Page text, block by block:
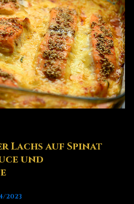
Lachs auf Spinat
und
2023